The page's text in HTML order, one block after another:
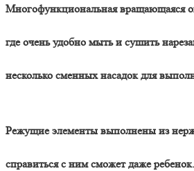
Многофункциональная вращающаяся
где очень удобно мыть и сушить
несколько сменных насадок для
Режущие элементы выполнены из
справиться с ним сможет даже